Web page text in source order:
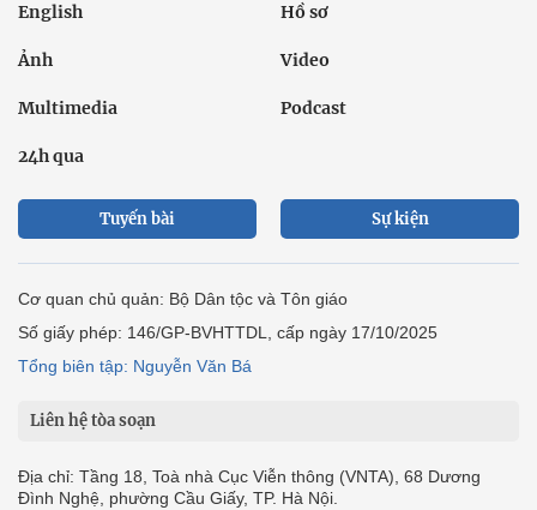
English Hồ sơ
Ảnh Video
Multimedia Podcast
24h qua
Tuyến bài Sự kiện
Cơ quan chủ quản: Bộ Dân tộc và Tôn giáo
Số giấy phép: 146/GP-BVHTTDL, cấp ngày 17/10/2025
Tổng biên tập: Nguyễn Văn Bá
Liên hệ tòa soạn
Địa chỉ: Tầng 18, Toà nhà Cục Viễn thông (VNTA), 68 Dương
Đình Nghệ, phường Cầu Giấy, TP. Hà Nội.